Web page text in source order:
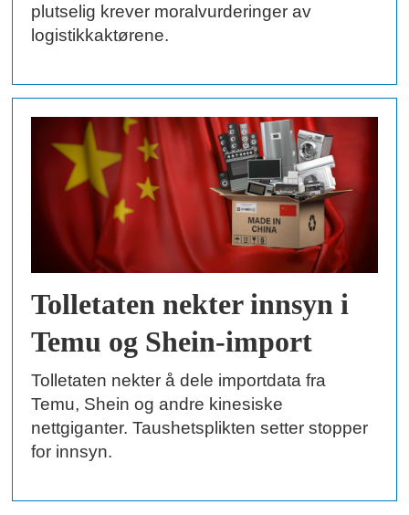
plutselig krever moralvurderinger av
logistikkaktørene.
Tolletaten nekter innsyn i
Temu og Shein-import
Tolletaten nekter å dele importdata fra
Temu, Shein og andre kinesiske
nettgiganter. Taushetsplikten setter stopper
for innsyn.